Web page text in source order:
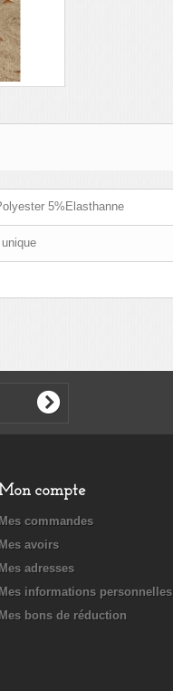
5%Elasthanne
compte
Mes commandes
Mes avoirs
Mes adresses
Mes informations personnelles
Mes bons de réduction